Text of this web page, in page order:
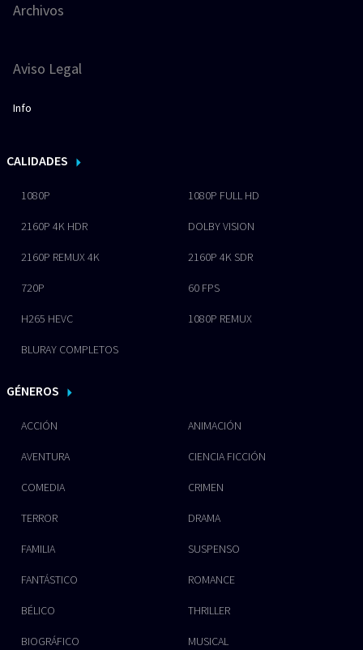
Archivos
Aviso Legal
Info
CALIDADES
1080P 1080P FULL HD
2160P 4K HDR DOLBY VISION
2160P REMUX 4K 2160P 4K SDR
720P 60 FPS
H265 HEVC 1080P REMUX
BLURAY COMPLETOS
GÉNEROS
ACCIÓN ANIMACIÓN
AVENTURA CIENCIA FICCIÓN
COMEDIA CRIMEN
TERROR DRAMA
FAMILIA SUSPENSO
FANTÁSTICO ROMANCE
BÉLICO THRILLER
BIOGRÁFICO MUSICAL